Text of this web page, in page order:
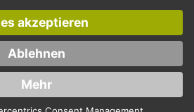
für Gastronomie, Handel, Industrie,
und die freien Berufe bestimmt.
Privatkunden sind ausgeschlossen.